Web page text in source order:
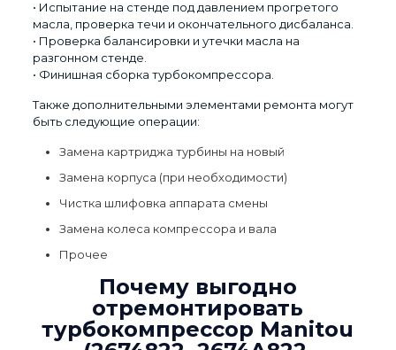
• Испытание на стенде под давлением прогретого
масла, проверка течи и окончательного дисбаланса.
• Проверка балансировки и утечки масла на
разгонном стенде.
• Финишная сборка турбокомпрессора.
Также дополнительными элементами ремонта могут
быть следующие операции:
Замена картриджа турбины на новый
Замена корпуса (при необходимости)
Чистка шлифовка аппарата смены
Замена колеса компрессора и вала
Прочее
Почему выгодно
отремонтировать
турбокомпрессор Manitou